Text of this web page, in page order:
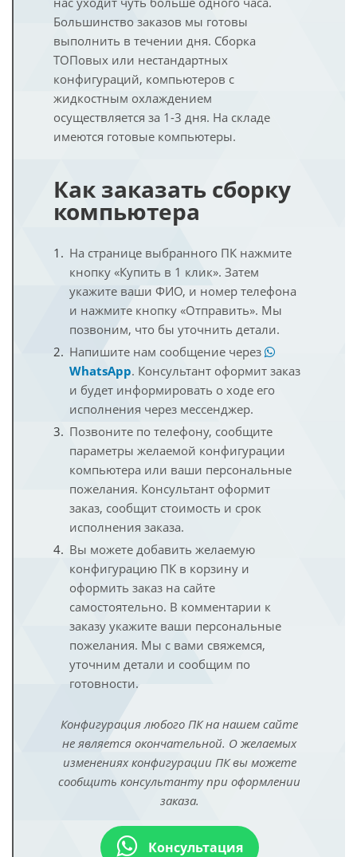
Большинство заказов мы готовы
выполнить в течении дня. Сборка
ТОПовых или нестандартных
конфигураций, компьютеров с
жидкостным охлаждением
осуществляется за 1-3 дня. На складе
имеются готовые компьютеры.
Как заказать сборку
компьютера
На странице выбранного ПК нажмите
кнопку «Купить в 1 клик». Затем
укажите ваши ФИО, и номер телефона
и нажмите кнопку «Отправить». Мы
позвоним, что бы уточнить детали.
Напишите нам сообщение через
WhatsApp. Консультант оформит заказ
и будет информировать о ходе его
исполнения через мессенджер.
Позвоните по телефону, сообщите
параметры желаемой конфигурации
компьютера или ваши персональные
пожелания. Консультант оформит
заказ, сообщит стоимость и срок
исполнения заказа.
Вы можете добавить желаемую
конфигурацию ПК в корзину и
оформить заказ на сайте
самостоятельно. В комментарии к
заказу укажите ваши персональные
пожелания. Мы с вами свяжемся,
уточним детали и сообщим по
готовности.
Конфигурация любого ПК на нашем сайте
не является окончательной. О желаемых
изменениях конфигурации ПК вы можете
сообщить консультанту при оформлении
заказа.
Консультация